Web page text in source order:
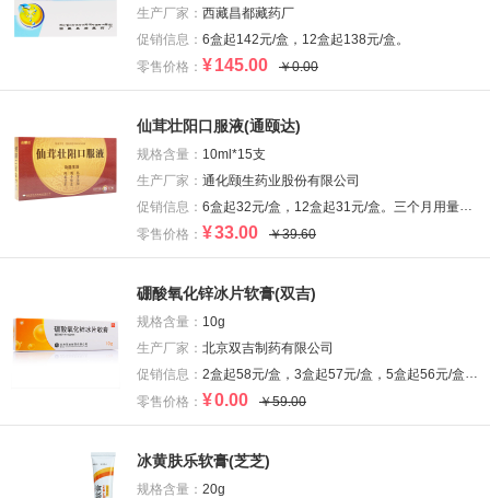
生产厂家： 西藏昌都藏药厂
促销信息： 6盒起142元/盒，12盒起138元/盒。
零售价格： ¥145.00 ￥0.00
仙茸壮阳口服液(通颐达)
规格含量： 10ml*15支
生产厂家： 通化颐生药业股份有限公司
促销信息： 6盒起32元/盒，12盒起31元/盒。三个月用量约为12盒。
零售价格： ¥33.00 ￥39.60
硼酸氧化锌冰片软膏(双吉)
规格含量： 10g
生产厂家： 北京双吉制药有限公司
促销信息： 2盒起58元/盒，3盒起57元/盒，5盒起56元/盒，10盒起55元/盒
零售价格： ¥0.00 ￥59.00
冰黄肤乐软膏(芝芝)
规格含量： 20g